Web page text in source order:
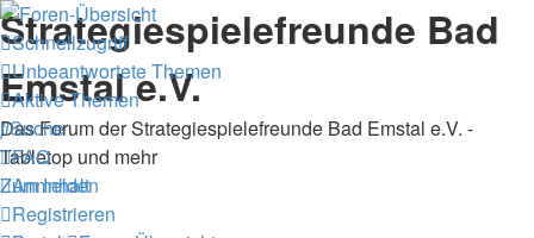
Strategiespielefreunde Bad
Emstal e.V.
Das Forum der Strategiespielefreunde Bad Emstal e.V. -
Tabletop und mehr
Zum Inhalt
Schnellzugriff
Unbeantwortete Themen
Aktive Themen
Suche
FAQ
Anmelden
Registrieren